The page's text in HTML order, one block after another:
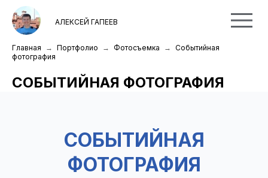
АЛЕКСЕЙ ГАПЕЕВ
Главная Портфолио Фотосъемка
Событийная
фотография
СОБЫТИЙНАЯ ФОТОГРАФИЯ
СОБЫТИЙНАЯ
ФОТОГРАФИЯ